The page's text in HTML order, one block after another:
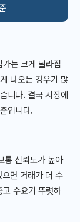
는 크게 달라집
나오는 경우가 많
니다. 결국 시장에
입니다.
통 신뢰도가 높아
면 거래가 더 수
수요가 뚜렷하